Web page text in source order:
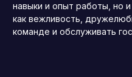
навыки и опыт работы, но
как вежливость,
команде и обслуживать